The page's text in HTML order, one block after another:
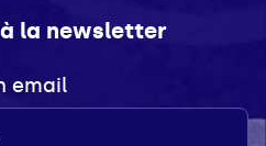
la newsletter
email